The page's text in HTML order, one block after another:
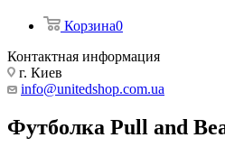
Корзина0
Контактная информация
г. Киев
info@unitedshop.com.ua
Футболка Pull and